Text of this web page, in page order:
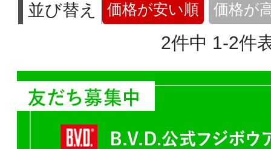
並び替え 価格が安い順 価格が
2件中 1-2件